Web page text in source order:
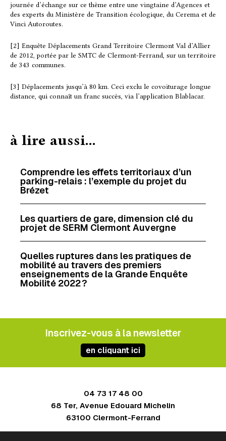
e
b
o
k
k
e
I
n
i
l
t
a
e
r
journée d’échange sur ce thème entre une vingtaine d’Agences et
des experts du Ministère de Transition écologique, du Cerema et de
Vinci Autoroutes.
[2] Enquête Déplacements Grand Territoire Clermont Val d’Allier
de 2012, portée par le SMTC de Clermont-Ferrand, sur un territoire
de 343 communes.
[3] Déplacements jusqu’à 80 km. Ceci exclu le covoiturage longue
distance, qui connaît un franc succès, via l’application Blablacar.
à lire aussi...
Comprendre les effets territoriaux d’un
parking-relais : l’exemple du projet du
Brézet
Les quartiers de gare, dimension clé du
projet de SERM Clermont Auvergne
Quelles ruptures dans les pratiques de
mobilité au travers des premiers
enseignements de la Grande Enquête
Mobilité 2022 ?
Inscrivez-vous à la newsletter
en cliquant ici
04 73 17 48 00
68 Ter, Avenue Edouard Michelin
63100 Clermont-Ferrand